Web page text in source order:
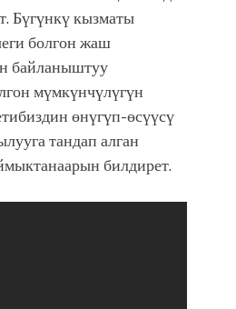
Бүгүнкү кызматы
болгон жаш
байланыштуу
мүмкүнчүлүгүн
өнүгүп-өсүүсү
тандап алган
билдирет.